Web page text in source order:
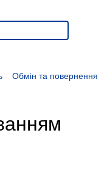
Обмін та повернення